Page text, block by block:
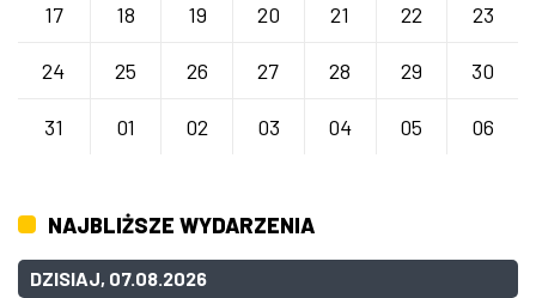
17 18 19 20 21 22 23
24 25 26 27 28 29 30
31 01 02 03 04 05 06
NAJBLIŻSZE WYDARZENIA
DZISIAJ, 07.08.2026